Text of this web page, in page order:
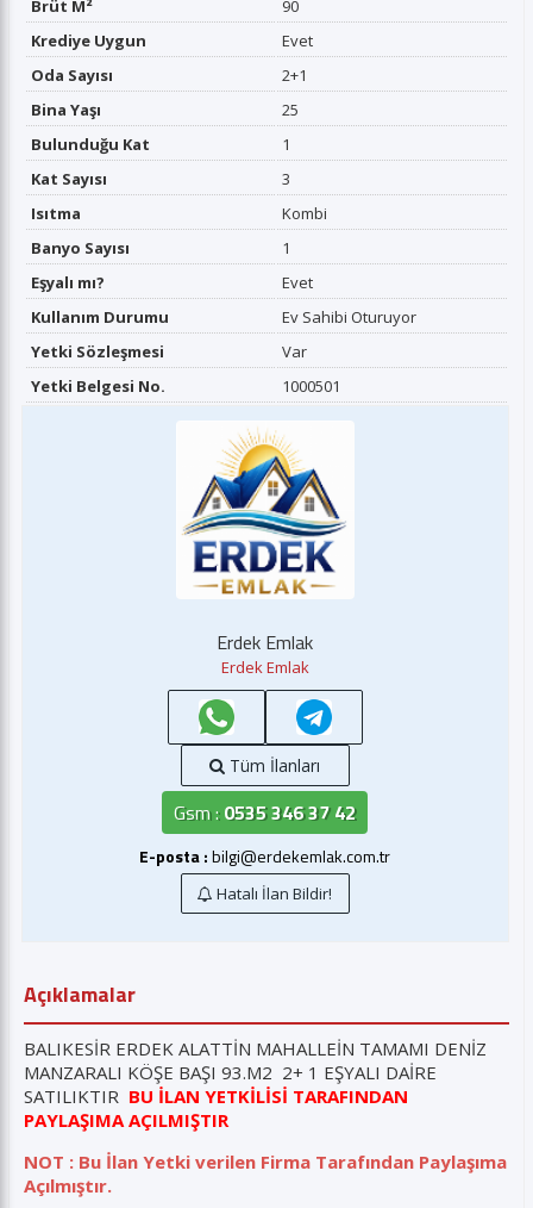
Brüt M²
90
Krediye Uygun
Evet
Oda Sayısı
2+1
Bina Yaşı
25
Bulunduğu Kat
1
Kat Sayısı
3
Isıtma
Kombi
Banyo Sayısı
1
Eşyalı mı?
Evet
Kullanım Durumu
Ev Sahibi Oturuyor
Yetki Sözleşmesi
Var
Yetki Belgesi No.
1000501
Erdek Emlak
Erdek Emlak
Tüm İlanları
Gsm :0535 346 37 42
E-posta : bilgi@erdekemlak.com.tr
Hatalı İlan Bildir!
Açıklamalar
BALIKESİR ERDEK ALATTİN MAHALLEİN TAMAMI DENİZ
MANZARALI KÖŞE BAŞI 93.M2 2+ 1 EŞYALI DAİRE
SATILIKTIR BU İLAN YETKİLİSİ TARAFINDAN
PAYLAŞIMA AÇILMIŞTIR
NOT : Bu İlan Yetki verilen Firma Tarafından Paylaşıma
Açılmıştır.